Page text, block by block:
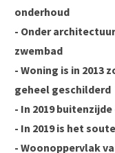
onderhoud
- Onder
zwembad
- Woning is in 2013
geheel geschilderd
- In 2019
- In 2019 is het
- Woonoppervlak